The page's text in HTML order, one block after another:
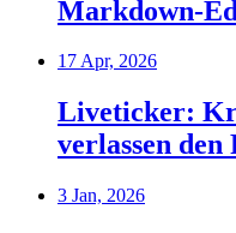
Markdown-
17 Apr, 2026
Liveticker:
verlassen den
3 Jan, 2026